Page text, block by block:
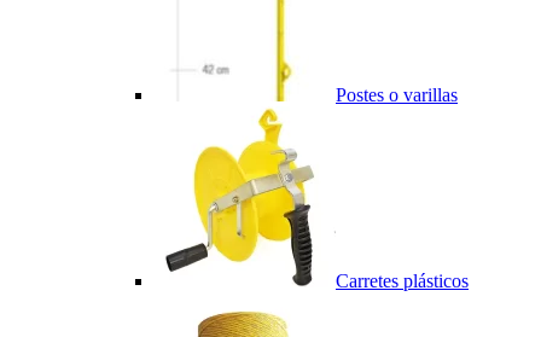
Postes o varillas
Carretes plásticos